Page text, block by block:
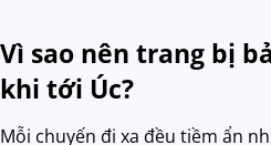
Vì sao nên trang bị
khi tới Úc?
Mỗi chuyến đi xa đều tiềm ẩn